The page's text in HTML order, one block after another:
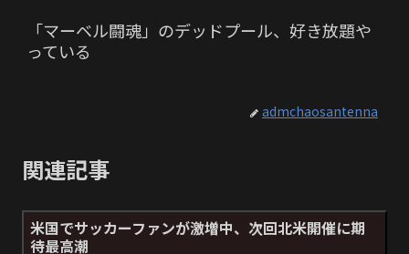
「マーベル闘魂」のデッドプール、好き放題や
っている
admchaosantenna
関連記事
米国でサッカーファンが激増中、次回北米開催に期
待最高潮